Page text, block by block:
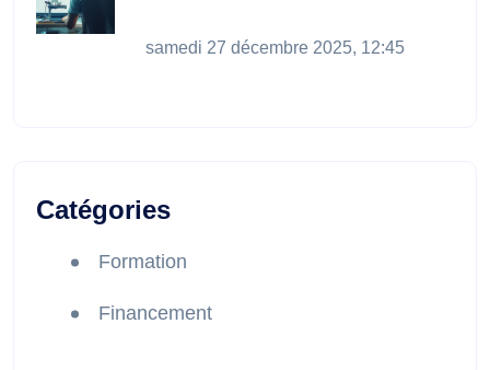
samedi 27 décembre 2025, 12:45
Catégories
Formation
Financement